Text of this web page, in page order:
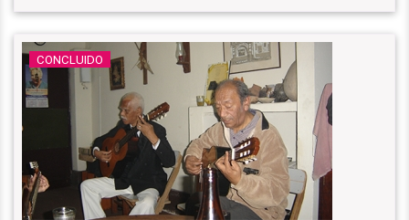
CONCLUIDO